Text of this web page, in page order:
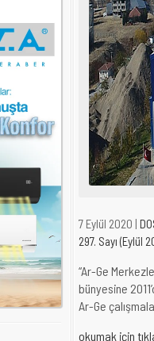
7 Eylül 2020 |
297. Sayı (Eylül
“Ar-Ge
bünyesine
Ar-Ge
okumak için